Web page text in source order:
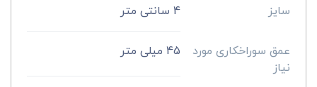
سایز 4 سانتی متر
عمق سوراخکاری مورد
نیاز
45 میلی متر